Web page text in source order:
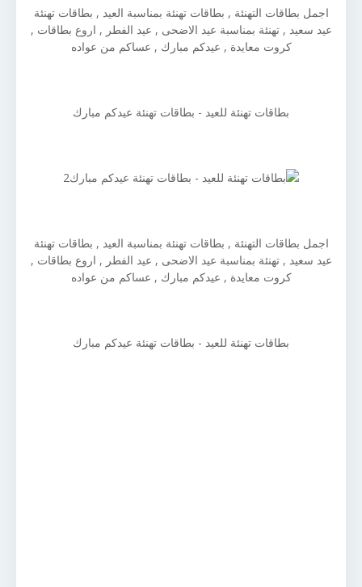
اجمل بطاقات التهنئة , بطاقات تهنئة بمناسبة العيد , بطاقات تهنئة
عيد سعيد , تهنئة بمناسبة عيد الاضحى , عيد الفطر , اروع بطاقات ,
كروت معايدة , عيدكم مبارك , عساكم من عواده
بطاقات تهنئة للعيد - بطاقات تهنئة عيدكم مبارك
اجمل بطاقات التهنئة , بطاقات تهنئة بمناسبة العيد , بطاقات تهنئة
عيد سعيد , تهنئة بمناسبة عيد الاضحى , عيد الفطر , اروع بطاقات ,
كروت معايدة , عيدكم مبارك , عساكم من عواده
بطاقات تهنئة للعيد - بطاقات تهنئة عيدكم مبارك